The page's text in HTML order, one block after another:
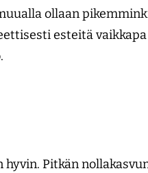
ollaan
esteitä
Pitkän